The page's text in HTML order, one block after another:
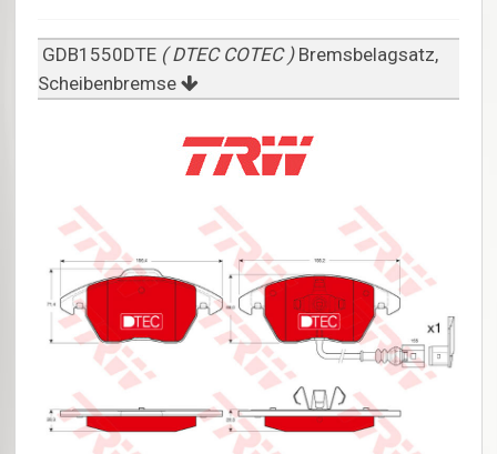
GDB1550DTE ( DTEC COTEC ) Bremsbelagsatz,
Scheibenbremse